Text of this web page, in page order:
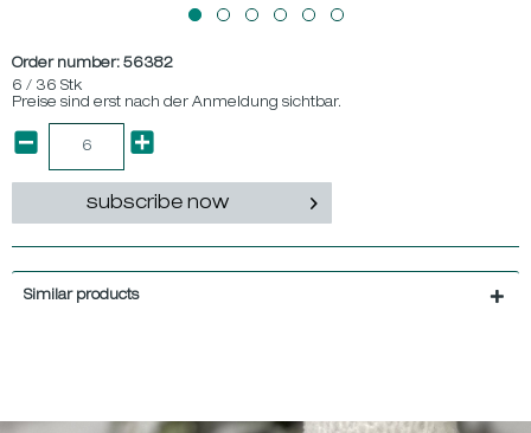
Order number: 56382
6 / 36 Stk
Preise sind erst nach der Anmeldung sichtbar.
subscribe now
Similar products